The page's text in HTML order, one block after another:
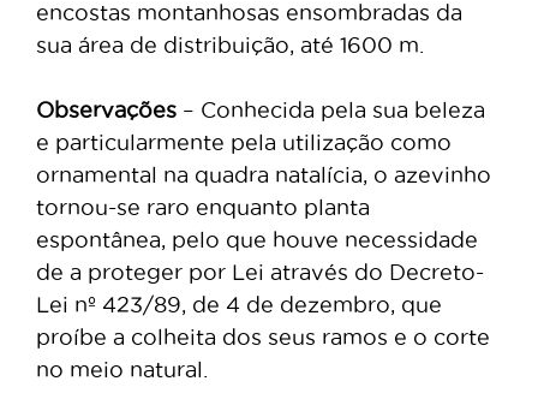
encostas montanhosas ensombradas da
sua área de distribuição, até 1600 m.
Observações – Conhecida pela sua beleza
e particularmente pela utilização como
ornamental na quadra natalícia, o azevinho
tornou-se raro enquanto planta
espontânea, pelo que houve necessidade
de a proteger por Lei através do Decreto-
Lei nº 423/89, de 4 de dezembro, que
proíbe a colheita dos seus ramos e o corte
no meio natural.